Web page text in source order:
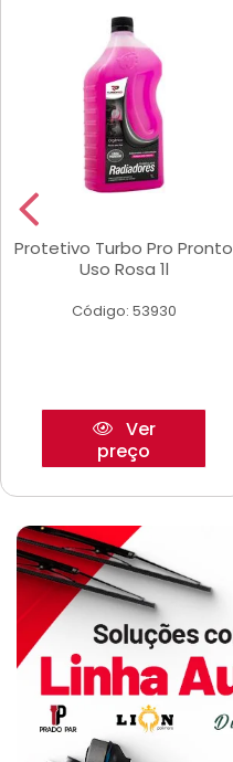
Protetivo Turbo Pro Pronto
Uso Rosa 1l
Código: 53930
Ver
preço